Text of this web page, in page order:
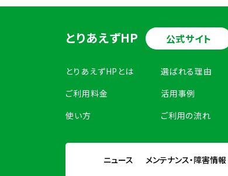
とりあえずHP 公式サイト
とりあえずHPとは
ご利用料金
使い方
選ばれる理由
活用事例
ご利用の流れ
ニュース メンテナンス・障害情報